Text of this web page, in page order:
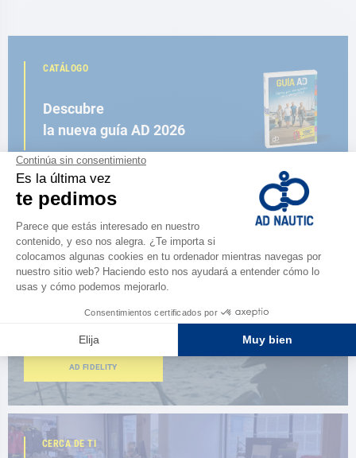
CATÁLOGO
Descubre
la nueva guía AD 2026
NAVEGAR POR EL CATÁLOGO
ESPACIO FIDELIDAD
¿Eres apasionado?
Benefíciate de ventajas exclusivas
AD FIDELITY
CERCA DE TI